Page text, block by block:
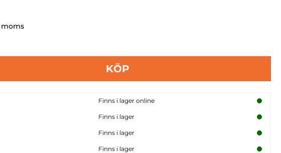
KÖP
Finns i lager online
Finns i lager
Finns i lager
Finns i lager